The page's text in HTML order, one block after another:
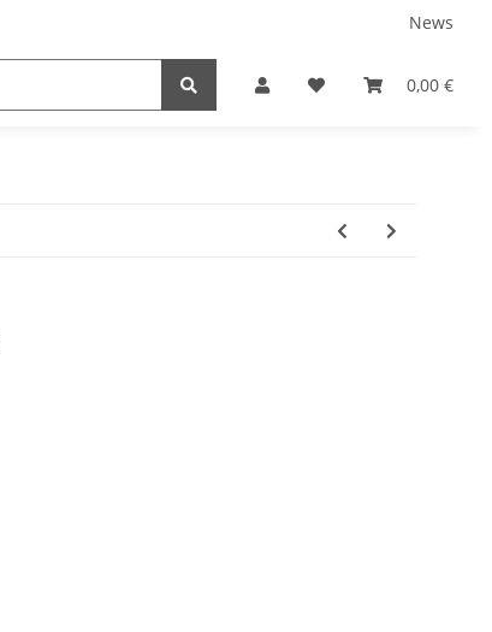
News
0,00 €
GEBRAUCHT